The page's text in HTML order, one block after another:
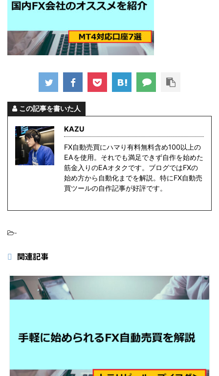
この記事を書いた人
KAZU
FX自動売買にハマり有料無料含め100以上の
EAを使用。それでも満足できず自作を始めた
筋金入りのEAオタクです。ブログではFXの
始め方から自動化までを解説。特にFX自動売
買ツールの自作記事が好評です。
-
関連記事